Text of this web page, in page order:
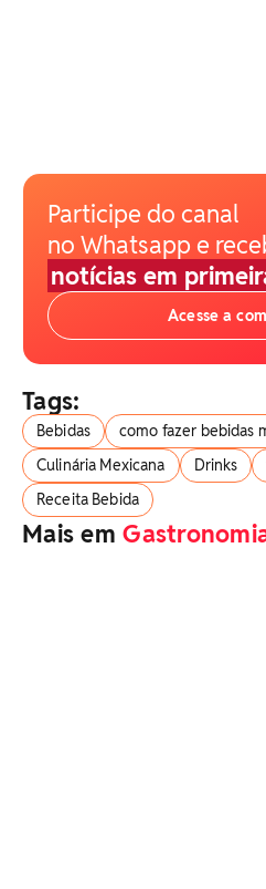
Participe do canal
no Whatsapp e
notícias em
Acesse a
Tags:
Bebidas
como fazer bebidas
Culinária Mexicana
Drinks
Receita Bebida
Mais em